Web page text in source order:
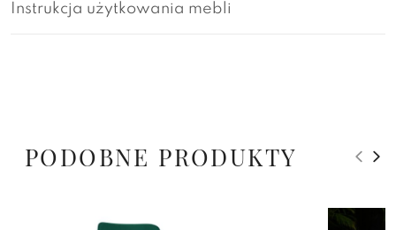
Instrukcja użytkowania mebli
PODOBNE PRODUKTY